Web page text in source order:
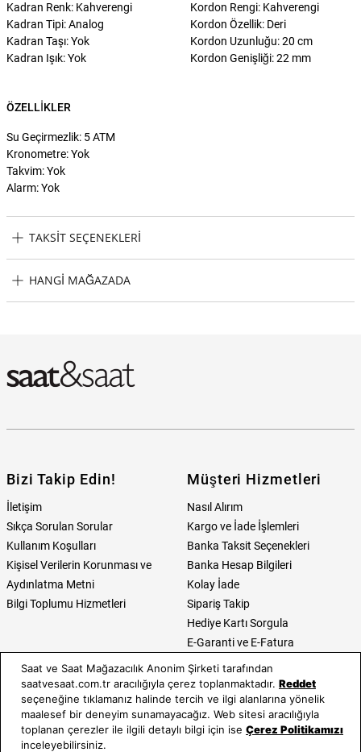
Kadran Renk: Kahverengi
Kadran Tipi: Analog
Kadran Taşı: Yok
Kadran Işık: Yok
Kordon Rengi: Kahverengi
Kordon Özellik: Deri
Kordon Uzunluğu: 20 cm
Kordon Genişliği: 22 mm
ÖZELLIKLER
Su Geçirmezlik: 5 ATM
Kronometre: Yok
Takvim: Yok
Alarm: Yok
TAKSIT SEÇENEKLERI
HANGI MAĞAZADA
Bizi Takip Edin!
İletişim
Sıkça Sorulan Sorular
Kullanım Koşulları
Kişisel Verilerin Korunması ve
Aydınlatma Metni
Bilgi Toplumu Hizmetleri
Müşteri Hizmetleri
Nasıl Alırım
Kargo ve İade İşlemleri
Banka Taksit Seçenekleri
Banka Hesap Bilgileri
Kolay İade
Sipariş Takip
Hediye Kartı Sorgula
E-Garanti ve E-Fatura
Kullanım Kılavuzları
Saat ve Saat
Hakkımızda
Neden Saat ve Saat
Kategoriler
Erkek Saat
Saat ve Saat Mağazacılık Anonim Şirketi tarafından
saatvesaat.com.tr aracılığıyla çerez toplanmaktadır. Reddet
seçeneğine tıklamanız halinde tercih ve ilgi alanlarına yönelik
maalesef bir deneyim sunamayacağız. Web sitesi aracılığıyla
toplanan çerezler ile ilgili detaylı bilgi için ise Çerez Politikamızı
inceleyebilirsiniz.